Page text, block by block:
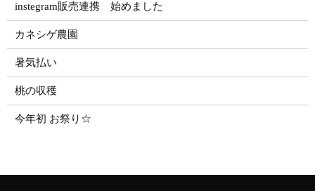
instegram販売連携 始めました
カネシゲ農園
暑気払い
桃の収穫
今年初 お祭り☆